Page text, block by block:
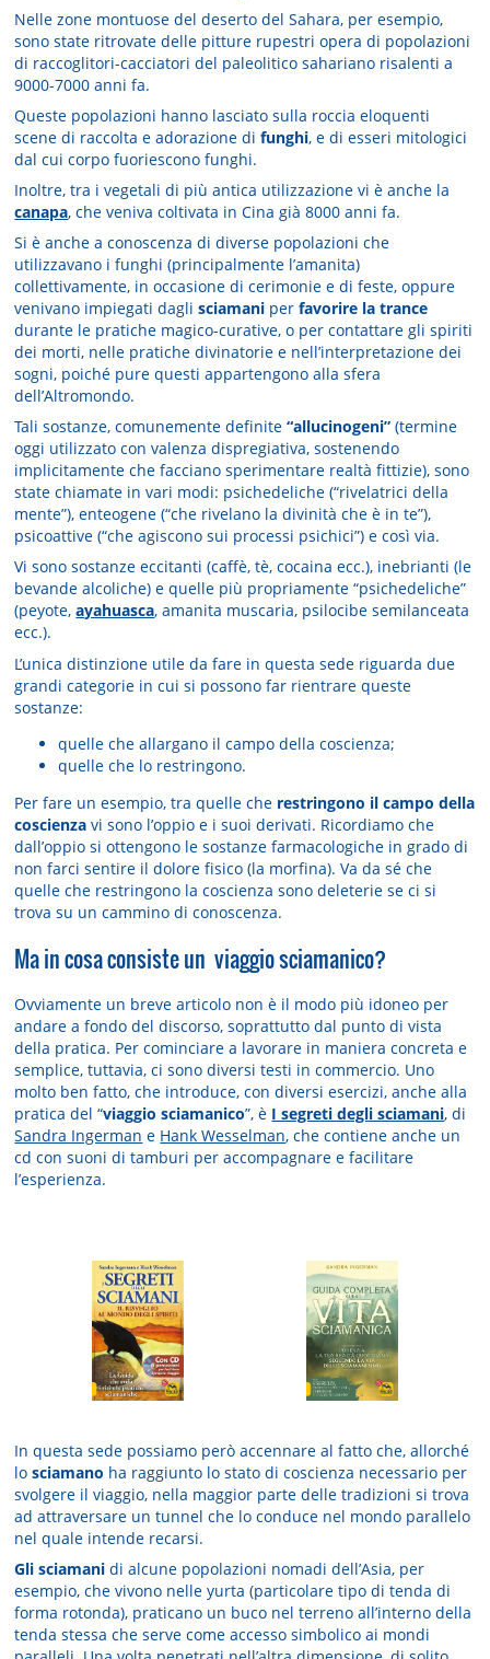
Nelle zone montuose del deserto del Sahara, per esempio,
sono state ritrovate delle pitture rupestri opera di popolazioni
di raccoglitori-cacciatori del paleolitico sahariano risalenti a
9000-7000 anni fa.
Queste popolazioni hanno lasciato sulla roccia eloquenti
scene di raccolta e adorazione difunghi, e di esseri mitologici
dal cui corpo fuoriescono funghi.
Inoltre, tra i vegetali di più antica utilizzazione vi è anche la
canapa, che veniva coltivata in Cina già 8000 anni fa.
Si è anche a conoscenza di diverse popolazioni che
utilizzavano i funghi (principalmente l’amanita)
collettivamente, in occasione di cerimonie e di feste, oppure
venivano impiegati daglisciamani perfavorire la trance
durante le pratiche magico-curative, o per contattare gli spiriti
dei morti, nelle pratiche divinatorie e nell’interpretazione dei
sogni, poiché pure questi appartengono alla sfera
dell’Altromondo.
Tali sostanze, comunemente definite“allucinogeni” (termine
oggi utilizzato con valenza dispregiativa, sostenendo
implicitamente che facciano sperimentare realtà fittizie), sono
state chiamate in vari modi: psichedeliche (“rivelatrici della
mente”), enteogene (“che rivelano la divinità che è in te”),
psicoattive (“che agiscono sui processi psichici”) e così via.
Vi sono sostanze eccitanti (caffè, tè, cocaina ecc.), inebrianti (le
bevande alcoliche) e quelle più propriamente “psichedeliche”
(peyote,ayahuasca, amanita muscaria, psilocibe semilanceata
ecc.).
L’unica distinzione utile da fare in questa sede riguarda due
grandi categorie in cui si possono far rientrare queste
sostanze:
quelle che allargano il campo della coscienza;
quelle che lo restringono.
Per fare un esempio, tra quelle che restringono il campo della
coscienza vi sono l’oppio e i suoi derivati. Ricordiamo che
dall’oppio si ottengono le sostanze farmacologiche in grado di
non farci sentire il dolore fisico (la morfina). Va da sé che
quelle che restringono la coscienza sono deleterie se ci si
trova su un cammino di conoscenza.
Ma in cosa consiste un viaggio sciamanico?
Ovviamente un breve articolo non è il modo più idoneo per
andare a fondo del discorso, soprattutto dal punto di vista
della pratica. Per cominciare a lavorare in maniera concreta e
semplice, tuttavia, ci sono diversi testi in commercio. Uno
molto ben fatto, che introduce, con diversi esercizi, anche alla
pratica del “viaggio sciamanico”, è I segreti degli sciamani, di
Sandra Ingerman e Hank Wesselman, che contiene anche un
cd con suoni di tamburi per accompagnare e facilitare
l’esperienza.
In questa sede possiamo però accennare al fatto che, allorché
losciamano ha raggiunto lo stato di coscienza necessario per
svolgere il viaggio, nella maggior parte delle tradizioni si trova
ad attraversare un tunnel che lo conduce nel mondo parallelo
nel quale intende recarsi.
Gli sciamani di alcune popolazioni nomadi dell’Asia, per
esempio, che vivono nelle yurta (particolare tipo di tenda di
forma rotonda), praticano un buco nel terreno all’interno della
tenda stessa che serve come accesso simbolico ai mondi